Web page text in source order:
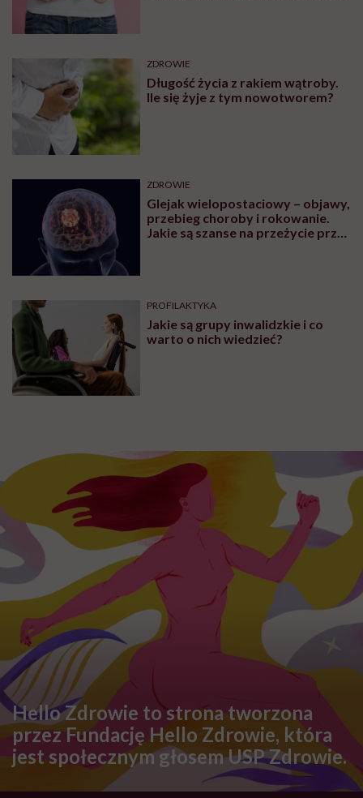
ZDROWIE
Długość życia z rakiem wątroby.
Ile się żyje z tym nowotworem?
ZDROWIE
Glejak wielopostaciowy – objawy,
przebieg choroby i rokowanie.
Jakie są szanse na przeżycie przy
PROFILAKTYKA
Jakie są grupy inwalidzkie i co
warto o nich wiedzieć?
Hello Zdrowie to strona tworzona
przez Fundację Hello Zdrowie, która
jest społecznym głosem USP Zdrowie.